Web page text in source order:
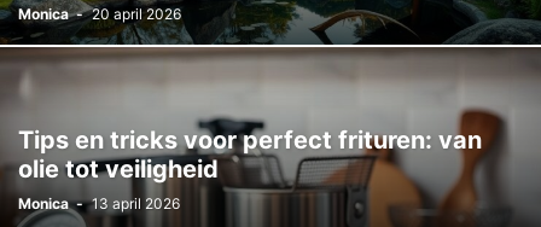
Monica - 20 april 2026
Tips en tricks voor perfect frituren: van
olie tot veiligheid
Monica - 13 april 2026